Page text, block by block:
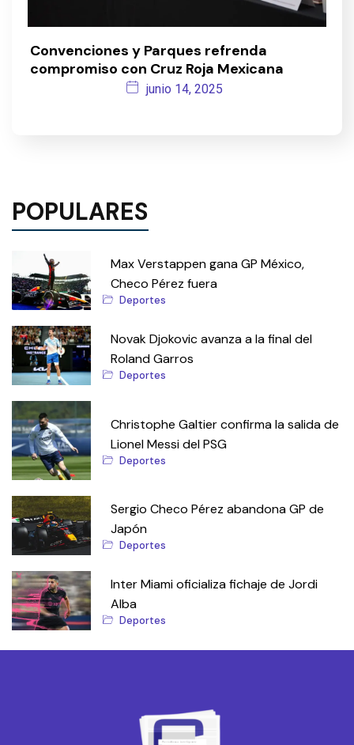
Convenciones y Parques refrenda
compromiso con Cruz Roja Mexicana
junio 14, 2025
POPULARES
Max Verstappen gana GP México,
Checo Pérez fuera
Deportes
Novak Djokovic avanza a la final del
Roland Garros
Deportes
Christophe Galtier confirma la salida de
Lionel Messi del PSG
Deportes
Sergio Checo Pérez abandona GP de
Japón
Deportes
Inter Miami oficializa fichaje de Jordi
Alba
Deportes